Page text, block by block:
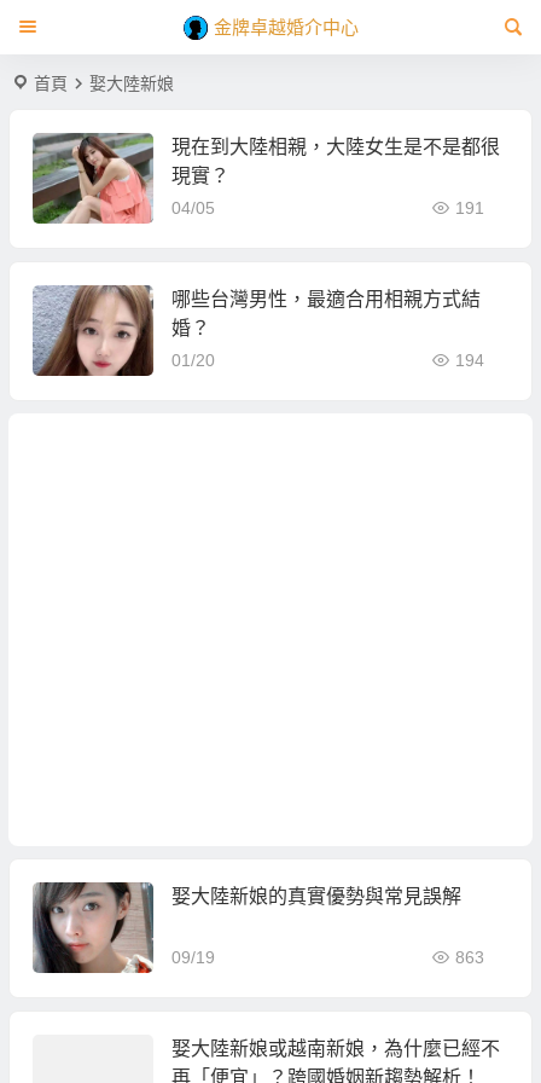
金牌卓越婚介中心
首頁 娶大陸新娘
現在到大陸相親，大陸女生是不是都很
現實？
04/05 191
哪些台灣男性，最適合用相親方式結
婚？
01/20 194
娶大陸新娘的真實優勢與常見誤解
09/19 863
娶大陸新娘或越南新娘，為什麼已經不
再「便宜」？跨國婚姻新趨勢解析！